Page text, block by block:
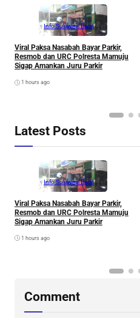
Info Sulawesi Barat
Viral Paksa Nasabah Bayar Parkir,
Resmob dan URC Polresta Mamuju
Sigap Amankan Juru Parkir
1 hours ago
Latest Posts
Info Sulawesi Barat
Viral Paksa Nasabah Bayar Parkir,
Resmob dan URC Polresta Mamuju
Sigap Amankan Juru Parkir
1 hours ago
Comment